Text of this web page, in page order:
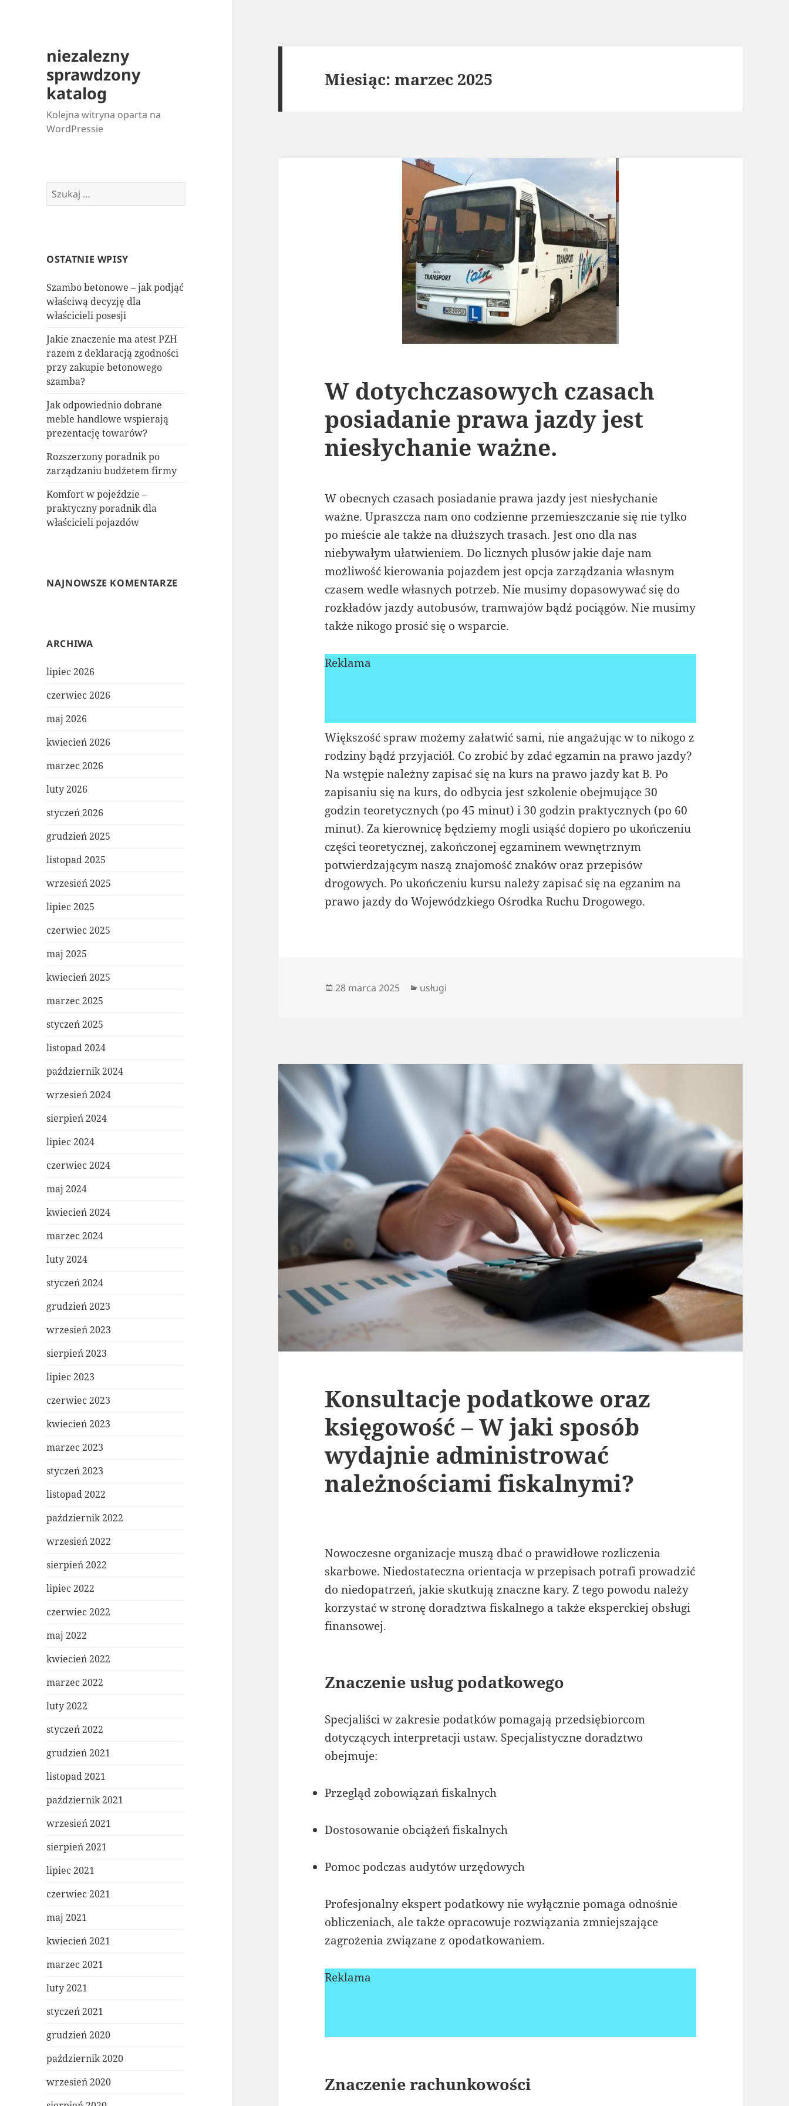
niezalezny
sprawdzony
katalog
Kolejna witryna oparta na
WordPressie
Szukaj:
OSTATNIE WPISY
Szambo betonowe – jak podjąć
właściwą decyzję dla
właścicieli posesji
Jakie znaczenie ma atest PZH
razem z deklaracją zgodności
przy zakupie betonowego
szamba?
Jak odpowiednio dobrane
meble handlowe wspierają
prezentację towarów?
Rozszerzony poradnik po
zarządzaniu budżetem firmy
Komfort w pojeździe –
praktyczny poradnik dla
właścicieli pojazdów
NAJNOWSZE KOMENTARZE
ARCHIWA
lipiec 2026
czerwiec 2026
maj 2026
kwiecień 2026
marzec 2026
luty 2026
styczeń 2026
grudzień 2025
listopad 2025
wrzesień 2025
lipiec 2025
czerwiec 2025
maj 2025
kwiecień 2025
marzec 2025
styczeń 2025
listopad 2024
październik 2024
wrzesień 2024
sierpień 2024
lipiec 2024
czerwiec 2024
maj 2024
kwiecień 2024
marzec 2024
luty 2024
styczeń 2024
grudzień 2023
wrzesień 2023
sierpień 2023
lipiec 2023
czerwiec 2023
kwiecień 2023
marzec 2023
styczeń 2023
listopad 2022
październik 2022
wrzesień 2022
sierpień 2022
lipiec 2022
czerwiec 2022
maj 2022
kwiecień 2022
marzec 2022
luty 2022
styczeń 2022
grudzień 2021
listopad 2021
październik 2021
wrzesień 2021
sierpień 2021
lipiec 2021
czerwiec 2021
maj 2021
kwiecień 2021
marzec 2021
luty 2021
styczeń 2021
grudzień 2020
październik 2020
wrzesień 2020
Miesiąc:marzec 2025
W dotychczasowych czasach
posiadanie prawa jazdy jest
niesłychanie ważne.
W obecnych czasach posiadanie prawa jazdy jest niesłychanie
ważne. Upraszcza nam ono codzienne przemieszczanie się nie tylko
po mieście ale także na dłuższych trasach. Jest ono dla nas
niebywałym ułatwieniem. Do licznych plusów jakie daje nam
możliwość kierowania pojazdem jest opcja zarządzania własnym
czasem wedle własnych potrzeb. Nie musimy dopasowywać się do
rozkładów jazdy autobusów, tramwajów bądź pociągów. Nie musimy
także nikogo prosić się o wsparcie.
Reklama
Większość spraw możemy załatwić sami, nie angażując w to nikogo z
rodziny bądź przyjaciół. Co zrobić by zdać egzamin na prawo jazdy?
Na wstępie należny zapisać się na kurs na prawo jazdy kat B. Po
zapisaniu się na kurs, do odbycia jest szkolenie obejmujące 30
godzin teoretycznych (po 45 minut) i 30 godzin praktycznych (po 60
minut). Za kierownicę będziemy mogli usiąść dopiero po ukończeniu
części teoretycznej, zakończonej egzaminem wewnętrznym
potwierdzającym naszą znajomość znaków oraz przepisów
drogowych. Po ukończeniu kursu należy zapisać się na egzanim na
prawo jazdy do Wojewódzkiego Ośrodka Ruchu Drogowego.
Data
28 marca 2025 Kategorie
usługi
Konsultacje podatkowe oraz
księgowość – W jaki sposób
wydajnie administrować
należnościami fiskalnymi?
Nowoczesne organizacje muszą dbać o prawidłowe rozliczenia
skarbowe. Niedostateczna orientacja w przepisach potrafi prowadzić
do niedopatrzeń, jakie skutkują znaczne kary. Z tego powodu należy
korzystać w stronę doradztwa fiskalnego a także eksperckiej obsługi
finansowej.
Znaczenie usług podatkowego
Specjaliści w zakresie podatków pomagają przedsiębiorcom
dotyczących interpretacji ustaw. Specjalistyczne doradztwo
obejmuje:
Przegląd zobowiązań fiskalnych
Dostosowanie obciążeń fiskalnych
Pomoc podczas audytów urzędowych
Profesjonalny ekspert podatkowy nie wyłącznie pomaga odnośnie
obliczeniach, ale także opracowuje rozwiązania zmniejszające
zagrożenia związane z opodatkowaniem.
Reklama
Znaczenie rachunkowości